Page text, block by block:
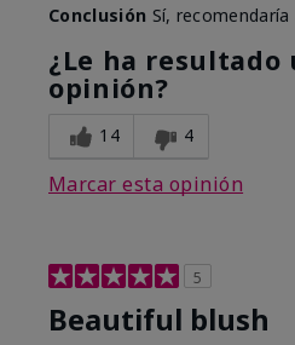
Conclusión Sí,
¿Le ha
opinión?
14 4
Marcar esta opinión
5
Beautiful blush